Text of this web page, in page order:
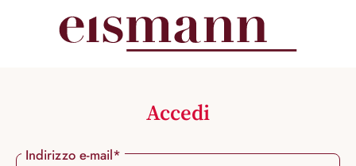
principale
Accedi
Indirizzo e-mail*